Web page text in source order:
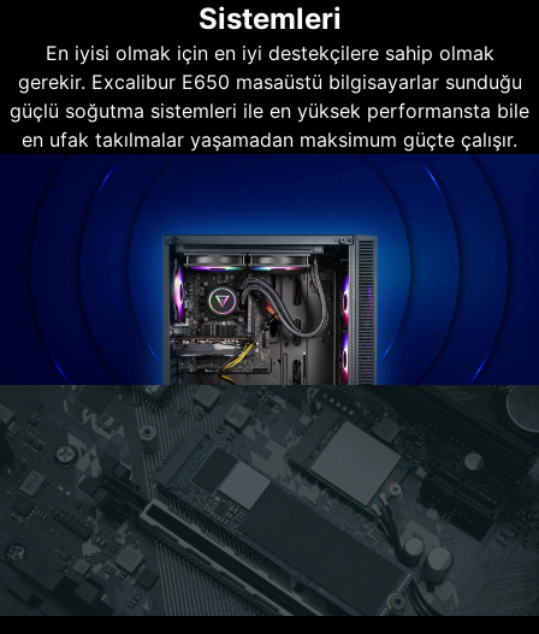
Sistemleri
En iyisi olmak için en iyi destekçilere sahip olmak
gerekir. Excalibur E650 masaüstü bilgisayarlar sunduğu
güçlü soğutma sistemleri ile en yüksek performansta bile
en ufak takılmalar yaşamadan maksimum güçte çalışır.